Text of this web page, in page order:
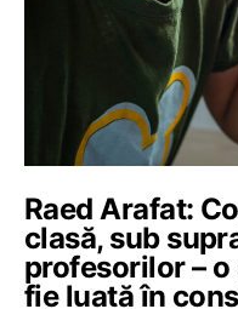
Raed Arafat:
clasă, sub
profesorilor –
fie luată în